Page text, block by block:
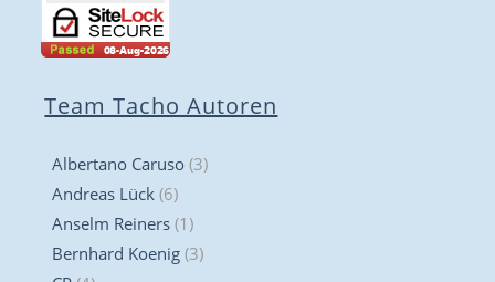
Team Tacho Autoren
Albertano Caruso (3)
Andreas Lück (6)
Anselm Reiners (1)
Bernhard Koenig (3)